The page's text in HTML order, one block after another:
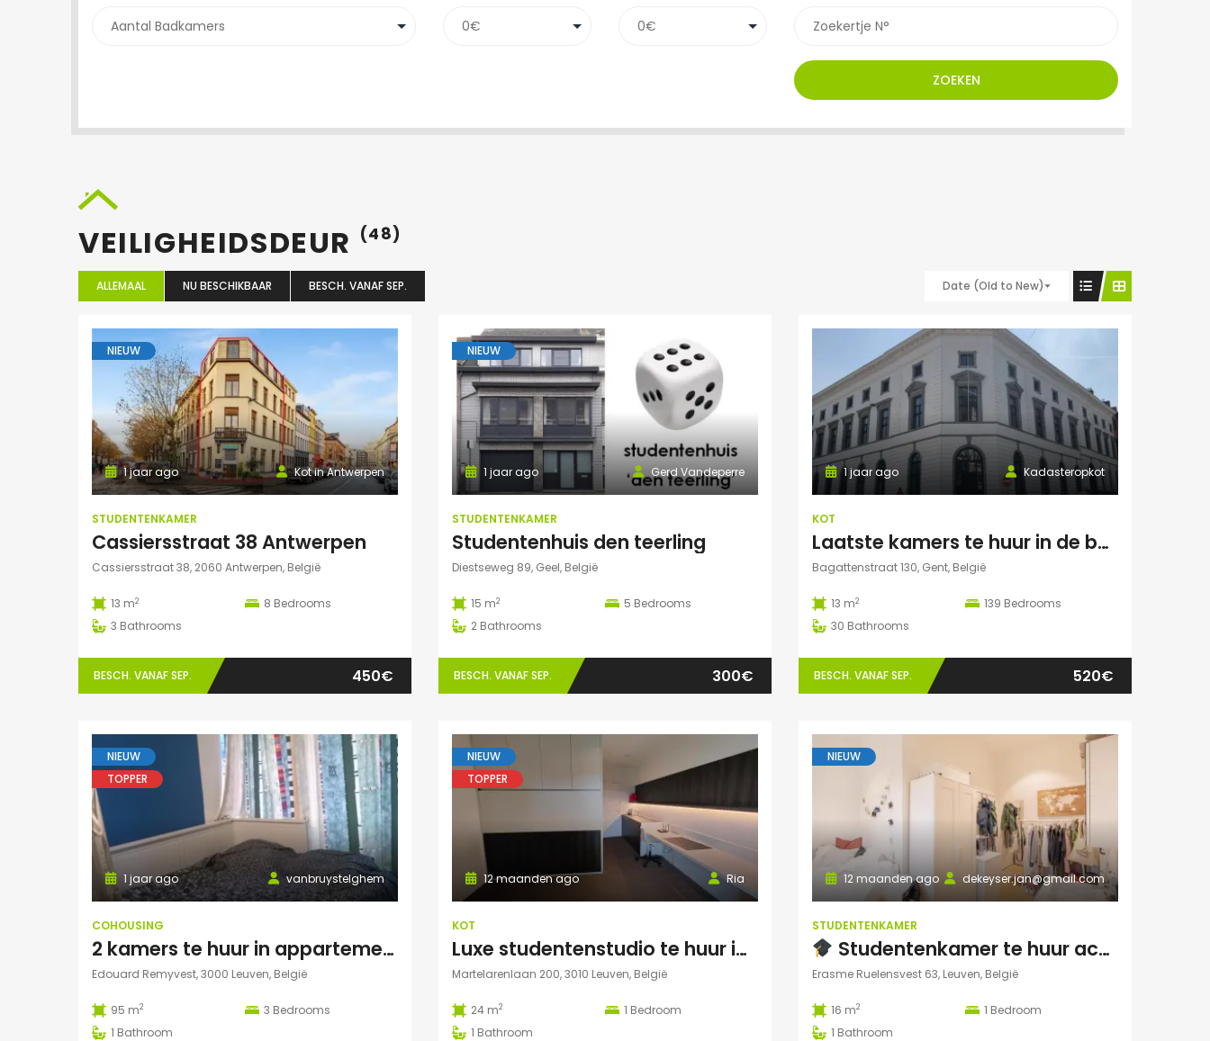
ZOEKEN
VEILIGHEIDSDEUR (48)
ALLEMAAL NU BESCHIKBAAR BESCH. VANAF SEP. Date (Old to New)
NIEUW
Kot in Antwerpen
1 jaar ago
STUDENTENKAMER
Cassiersstraat 38 Antwerpen
Cassiersstraat 38, 2060 Antwerpen, België
13 m2 8 Bedrooms
3 Bathrooms
BESCH. VANAF SEP. 450€
NIEUW
Gerd Vandeperre
1 jaar ago
STUDENTENKAMER
Studentenhuis den teerling
Diestseweg 89, Geel, België
15 m2 5 Bedrooms
2 Bathrooms
BESCH. VANAF SEP. 300€
Kadasteropkot
1 jaar ago
KOT
Laatste kamers te huur in de bagattenstraat 130
Bagattenstraat 130, Gent, België
13 m2 139 Bedrooms
30 Bathrooms
BESCH. VANAF SEP. 520€
NIEUW
TOPPER
vanbruystelghem
1 jaar ago
COHOUSING
2 kamers te huur in appartement in Leuven
Edouard Remyvest, 3000 Leuven, België
95 m2 3 Bedrooms
1 Bathroom
NIEUW
TOPPER
Ria
12 maanden ago
KOT
Luxe studentenstudio te huur in Leuven
Martelarenlaan 200, 3010 Leuven, België
24 m2 1 Bedroom
1 Bathroom
NIEUW
dekeyser.jan@gmail.com
12 maanden ago
STUDENTENKAMER
Studentenkamer te huur academiejaar 2025-2026 – Ruelensvest 63, Leuven (Naamsepoort)
Erasme Ruelensvest 63, Leuven, België
16 m2 1 Bedroom
1 Bathroom